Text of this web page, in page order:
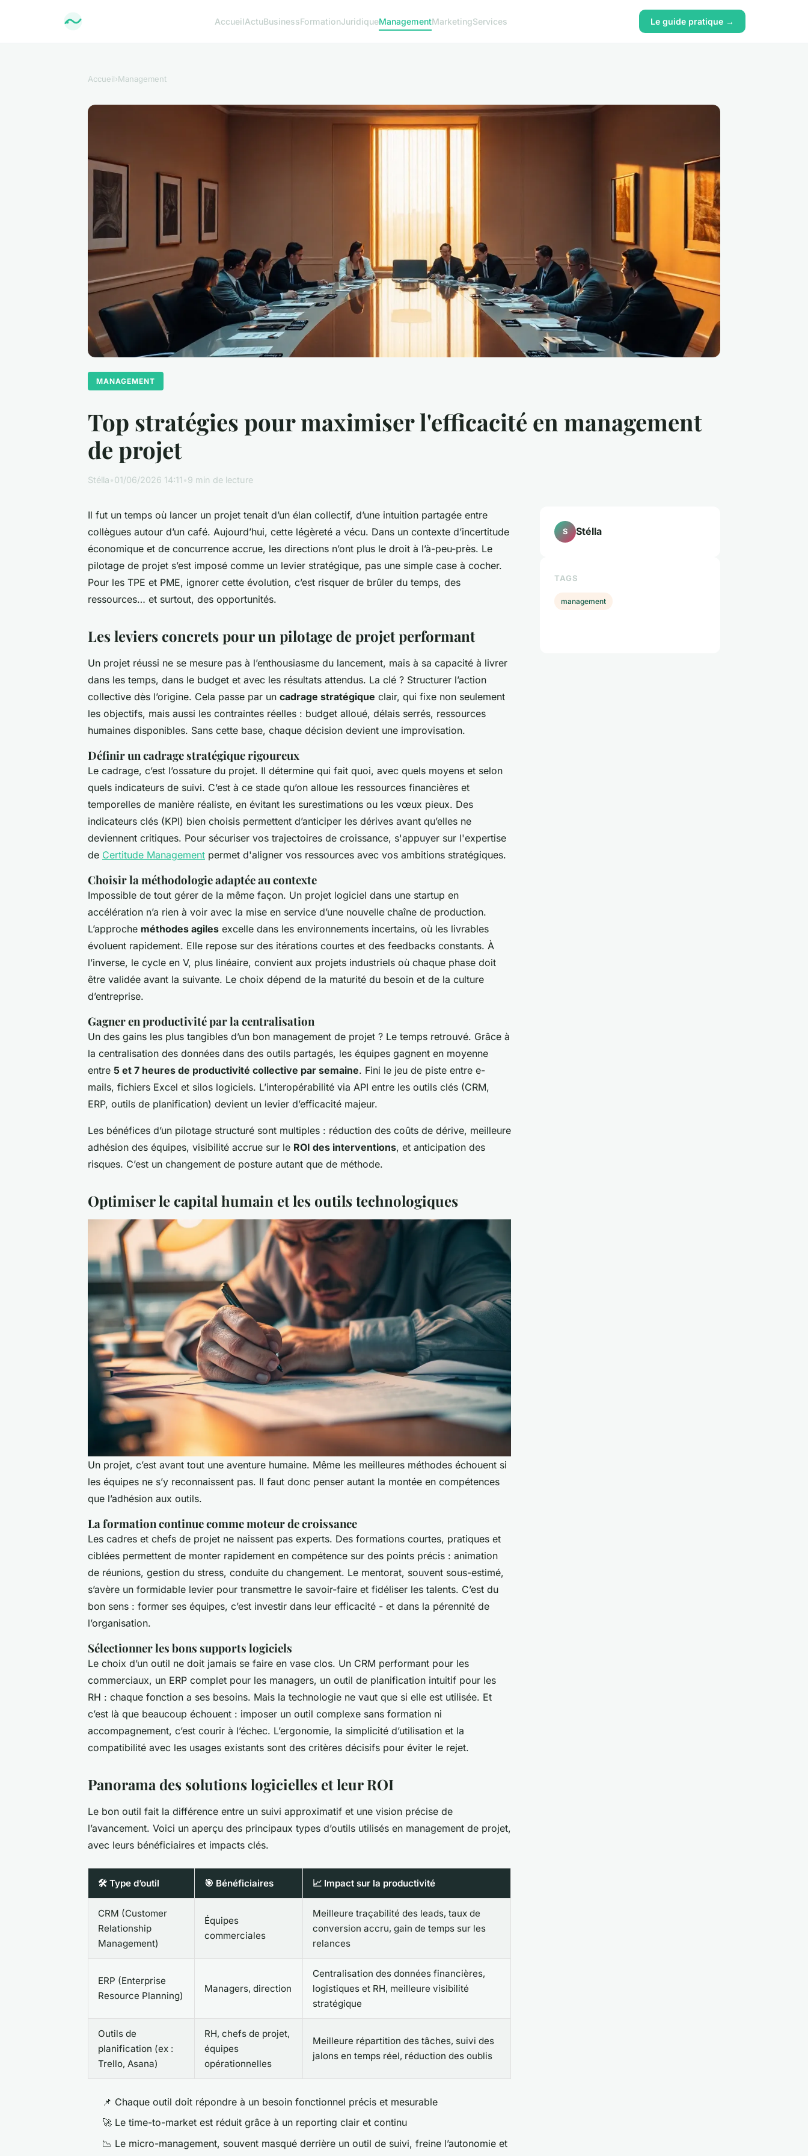
AccueilActuBusinessFormationJuridiqueManagementMarketingServices Le guide pratique →
Accueil›Management
MANAGEMENT
Top stratégies pour maximiser l'efficacité en management
de projet
Stélla•01/06/2026 14:11•9 min de lecture
Il fut un temps où lancer un projet tenait d’un élan collectif, d’une intuition partagée entre
collègues autour d’un café. Aujourd’hui, cette légèreté a vécu. Dans un contexte d’incertitude
économique et de concurrence accrue, les directions n’ont plus le droit à l’à-peu-près. Le
pilotage de projet s’est imposé comme un levier stratégique, pas une simple case à cocher.
Pour les TPE et PME, ignorer cette évolution, c’est risquer de brûler du temps, des
ressources… et surtout, des opportunités.
Les leviers concrets pour un pilotage de projet performant
Un projet réussi ne se mesure pas à l’enthousiasme du lancement, mais à sa capacité à livrer
dans les temps, dans le budget et avec les résultats attendus. La clé ? Structurer l’action
collective dès l’origine. Cela passe par un cadrage stratégique clair, qui fixe non seulement
les objectifs, mais aussi les contraintes réelles : budget alloué, délais serrés, ressources
humaines disponibles. Sans cette base, chaque décision devient une improvisation.
Définir un cadrage stratégique rigoureux
Le cadrage, c’est l’ossature du projet. Il détermine qui fait quoi, avec quels moyens et selon
quels indicateurs de suivi. C’est à ce stade qu’on alloue les ressources financières et
temporelles de manière réaliste, en évitant les surestimations ou les vœux pieux. Des
indicateurs clés (KPI) bien choisis permettent d’anticiper les dérives avant qu’elles ne
deviennent critiques. Pour sécuriser vos trajectoires de croissance, s'appuyer sur l'expertise
de Certitude Management permet d'aligner vos ressources avec vos ambitions stratégiques.
Choisir la méthodologie adaptée au contexte
Impossible de tout gérer de la même façon. Un projet logiciel dans une startup en
accélération n’a rien à voir avec la mise en service d’une nouvelle chaîne de production.
L’approche méthodes agiles excelle dans les environnements incertains, où les livrables
évoluent rapidement. Elle repose sur des itérations courtes et des feedbacks constants. À
l’inverse, le cycle en V, plus linéaire, convient aux projets industriels où chaque phase doit
être validée avant la suivante. Le choix dépend de la maturité du besoin et de la culture
d’entreprise.
Gagner en productivité par la centralisation
Un des gains les plus tangibles d’un bon management de projet ? Le temps retrouvé. Grâce à
la centralisation des données dans des outils partagés, les équipes gagnent en moyenne
entre 5 et 7 heures de productivité collective par semaine. Fini le jeu de piste entre e-
mails, fichiers Excel et silos logiciels. L’interopérabilité via API entre les outils clés (CRM,
ERP, outils de planification) devient un levier d’efficacité majeur.
Les bénéfices d’un pilotage structuré sont multiples : réduction des coûts de dérive, meilleure
adhésion des équipes, visibilité accrue sur le ROI des interventions, et anticipation des
risques. C’est un changement de posture autant que de méthode.
Optimiser le capital humain et les outils technologiques
Un projet, c’est avant tout une aventure humaine. Même les meilleures méthodes échouent si
les équipes ne s’y reconnaissent pas. Il faut donc penser autant la montée en compétences
que l’adhésion aux outils.
La formation continue comme moteur de croissance
Les cadres et chefs de projet ne naissent pas experts. Des formations courtes, pratiques et
ciblées permettent de monter rapidement en compétence sur des points précis : animation
de réunions, gestion du stress, conduite du changement. Le mentorat, souvent sous-estimé,
s’avère un formidable levier pour transmettre le savoir-faire et fidéliser les talents. C’est du
bon sens : former ses équipes, c’est investir dans leur efficacité - et dans la pérennité de
l’organisation.
Sélectionner les bons supports logiciels
Le choix d’un outil ne doit jamais se faire en vase clos. Un CRM performant pour les
commerciaux, un ERP complet pour les managers, un outil de planification intuitif pour les
RH : chaque fonction a ses besoins. Mais la technologie ne vaut que si elle est utilisée. Et
c’est là que beaucoup échouent : imposer un outil complexe sans formation ni
accompagnement, c’est courir à l’échec. L’ergonomie, la simplicité d’utilisation et la
compatibilité avec les usages existants sont des critères décisifs pour éviter le rejet.
Panorama des solutions logicielles et leur ROI
Le bon outil fait la différence entre un suivi approximatif et une vision précise de
l’avancement. Voici un aperçu des principaux types d’outils utilisés en management de projet,
avec leurs bénéficiaires et impacts clés.
🛠️ Type d’outil 🎯 Bénéficiaires 📈 Impact sur la productivité
CRM (Customer
Relationship
Management)
Équipes
commerciales
Meilleure traçabilité des leads, taux de
conversion accru, gain de temps sur les
relances
ERP (Enterprise
Resource Planning)
Managers, direction
Centralisation des données financières,
logistiques et RH, meilleure visibilité
stratégique
Outils de
planification (ex :
Trello, Asana)
RH, chefs de projet,
équipes
opérationnelles
Meilleure répartition des tâches, suivi des
jalons en temps réel, réduction des oublis
📌 Chaque outil doit répondre à un besoin fonctionnel précis et mesurable
🚀 Le time-to-market est réduit grâce à un reporting clair et continu
📉 Le micro-management, souvent masqué derrière un outil de suivi, freine l’autonomie et
S Stélla
TAGS
management